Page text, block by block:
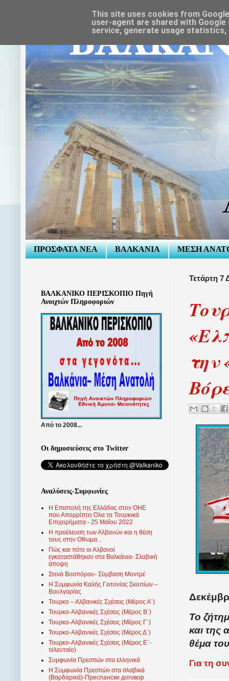
ΠΡΟΣΦΑΤΑ ΝΕΑ ΒΑΛΚΑΝΙΑ ΜΕΣΗ
Τετάρτη 7
την
Το
και της
θέμα
Για τη
ΒΑΛΚΑΝΙΚΟ ΠΕΡΙΣΚΟΠΙΟ Πηγή
Ανοιχτών Πληροφοριών
Από το 2008...
Οι δημοσιεύσεις στο Twitter
Αναλύσεις-Συμφωνίες
Η Επιστολή της Ελλάδας στον ΟΗΕ
που Απορρίπτει Όλα τα Τουρκικά
Επιχειρήματα - 25 Μαΐου 2022
Η προέλευση των Αλβανών και η θέση
τους στην Οθωμα...
Πώς και πότε οι Αλβανοί
εγκαταστάθηκαν στα Βαλκάνια- Σλαβική
άποψη
Στενά Βοσπόρου- Σύμβαση Μοντρέ
Η Συμφωνία Καλής Γειτονίας Σκοπίων –
Βουλγαρίας
Τουρκο – Αλβανικές Σχέσεις (Mέρος Α΄)
Τουρκο-Αλβανικές Σχέσεις (Μέρος Β΄)
Τουρκο-Αλβανικές Σχέσεις (Μέρος Γ΄)
Τουρκο-Αλβανικές Σχέσεις (Μέρος Δ΄)
Τουρκο-Αλβανικές Σχέσεις (Μέρος Ε΄-
τελευταίο)
Συμφωνία Πρεσπών στα ελληνικά
Η Συμφωνία Πρεσπών στα σλαβικά
(Βαρδαρικά)-Преспански договор
This site uses cookies from
user-agent are shared with
service, generate usage statistics,